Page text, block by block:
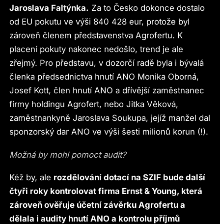
Jaroslava Faltýnka. Za to Česko dokonce dostalo
od EU pokutu ve výši 840 428 eur, protože byl
zároveň členem představenstva Agrofertu. K
placení pokuty nakonec nedošlo, trend je ale
zřejmý. Pro představu, v dozorčí radě byla i bývalá
členka předsednictva hnutí ANO Monika Oborná,
Josef Kott, člen hnutí ANO a dřívější zaměstnanec
firmy holdingu Agrofert, nebo Jitka Věková,
zaměstnankyně Jaroslava Soukupa, jejíž manžel dal
sponzorský dar ANO ve výši šesti milionů korun (!).
Možná by mohl pomoct audit?
Kéž by, ale rozdělování dotací na SZIF bude další
čtyři roky kontrolovat firma Ernst & Young, která
zároveň ověřuje účetní závěrku Agrofertu a
dělala i audity hnutí ANO a kontrolu příjmů